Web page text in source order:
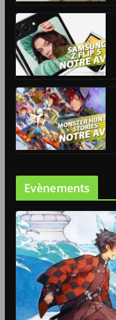
Evènements